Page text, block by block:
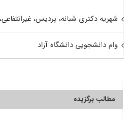
شهریه دکتری شبانه، پردیس،
وام دانشجویی دانشگاه آزاد
مطالب برگزیده